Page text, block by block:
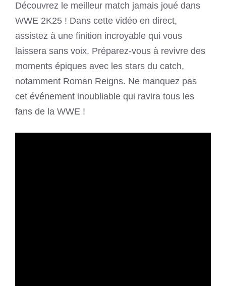
Découvrez le meilleur match jamais joué dans
WWE 2K25 ! Dans cette vidéo en direct,
assistez à une finition incroyable qui vous
laissera sans voix. Préparez-vous à revivre des
moments épiques avec les stars du catch,
notamment Roman Reigns. Ne manquez pas
cet événement inoubliable qui ravira tous les
fans de la WWE !